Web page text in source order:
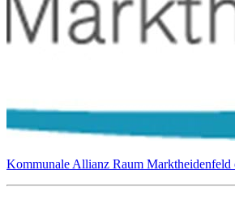
Kommunale Allianz Raum Marktheidenfeld